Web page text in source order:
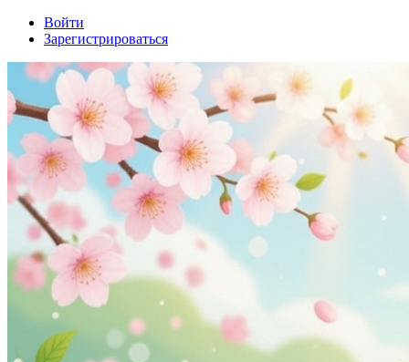
Войти
Зарегистрироваться